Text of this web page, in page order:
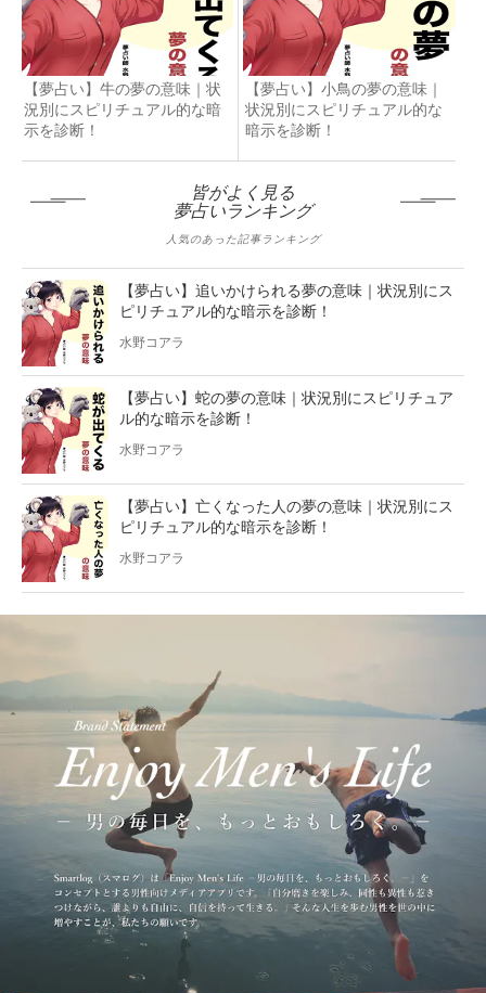
【夢占い】牛の夢の意味｜状
況別にスピリチュアル的な暗
示を診断！
【夢占い】小鳥の夢の意味｜
状況別にスピリチュアル的な
暗示を診断！
皆がよく見る
夢占いランキング
人気のあった記事ランキング
【夢占い】追いかけられる夢の意味｜状況別にス
ピリチュアル的な暗示を診断！
水野コアラ
【夢占い】蛇の夢の意味｜状況別にスピリチュア
ル的な暗示を診断！
水野コアラ
【夢占い】亡くなった人の夢の意味｜状況別にス
ピリチュアル的な暗示を診断！
水野コアラ